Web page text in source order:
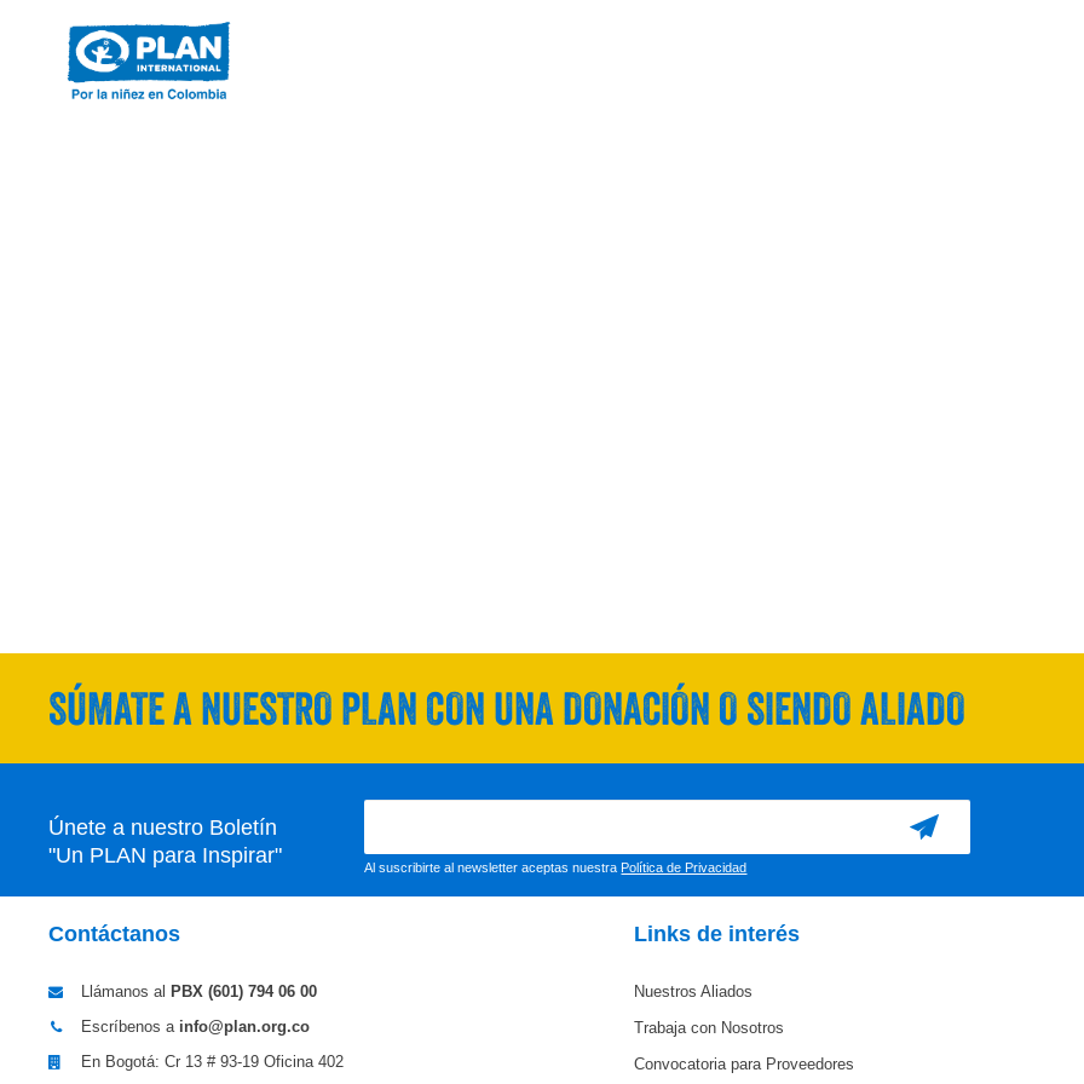
SÚMATE A NUESTRO PLAN CON UNA DONACIÓN O SIENDO ALIADO
Únete a nuestro Boletín
"Un PLAN para Inspirar"
Al suscribirte al newsletter aceptas nuestra Política de Privacidad
Contáctanos
Llámanos al PBX (601) 794 06 00
Escríbenos a info@plan.org.co
En Bogotá: Cr 13 # 93-19 Oficina 402
Links de interés
Nuestros Aliados
Trabaja con Nosotros
Convocatoria para Proveedores